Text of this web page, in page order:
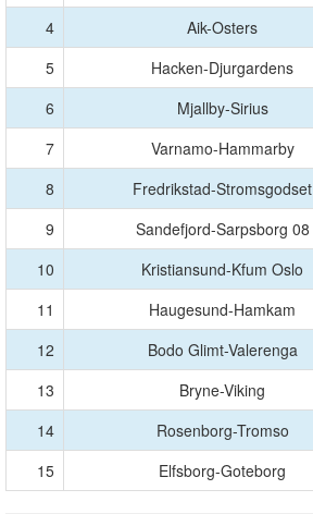
4
Aik-Osters
5
Hacken-Djurgardens
6
Mjallby-Sirius
7
Varnamo-Hammarby
8
Fredrikstad-Stromsgodset
9
Sandefjord-Sarpsborg 08
10
Kristiansund-Kfum Oslo
11
Haugesund-Hamkam
12
Bodo Glimt-Valerenga
13
Bryne-Viking
14
Rosenborg-Tromso
15
Elfsborg-Goteborg